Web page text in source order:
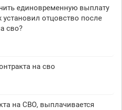
единовременную выплату
установил отцовство после
сво?
на сво
на СВО, выплачивается